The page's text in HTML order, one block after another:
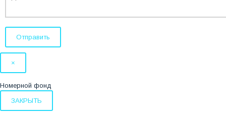
×
Номерной фонд
ЗАКРЫТЬ